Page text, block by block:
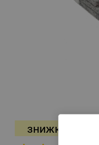
знижка -26%